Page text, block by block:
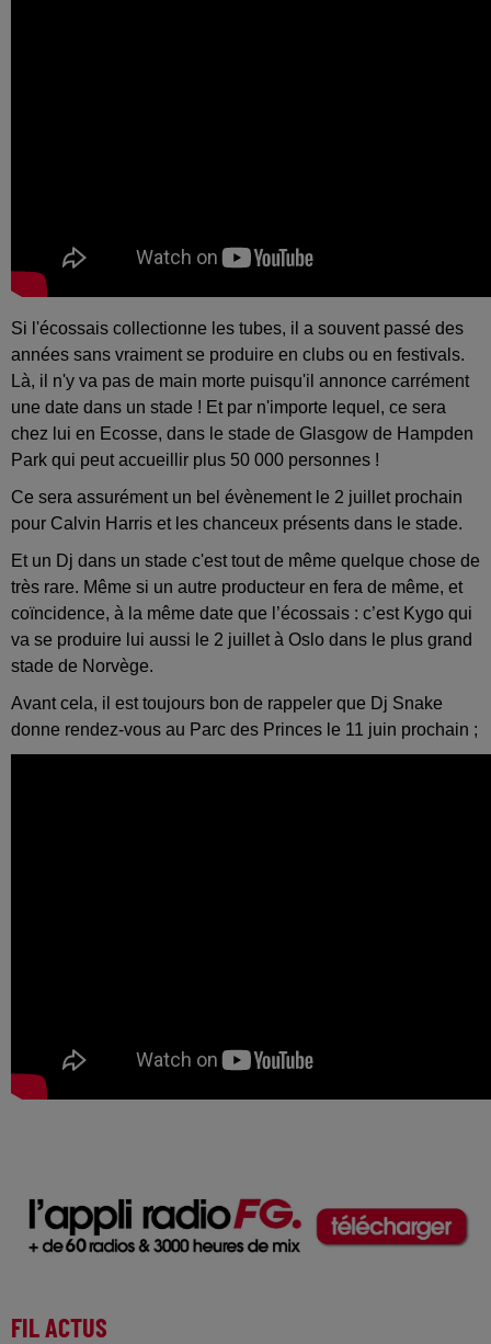
Si l'écossais collectionne les tubes, il a souvent passé des
années sans vraiment se produire en clubs ou en festivals.
Là, il n'y va pas de main morte puisqu'il annonce carrément
une date dans un stade ! Et par n'importe lequel, ce sera
chez lui en Ecosse, dans le stade de Glasgow de Hampden
Park qui peut accueillir plus 50 000 personnes !
Ce sera assurément un bel évènement le 2 juillet prochain
pour Calvin Harris et les chanceux présents dans le stade.
Et un Dj dans un stade c'est tout de même quelque chose de
très rare. Même si un autre producteur en fera de même, et
coïncidence, à la même date que l’écossais : c’est Kygo qui
va se produire lui aussi le 2 juillet à Oslo dans le plus grand
stade de Norvège.
Avant cela, il est toujours bon de rappeler que Dj Snake
donne rendez-vous au Parc des Princes le 11 juin prochain ;
FIL ACTUS